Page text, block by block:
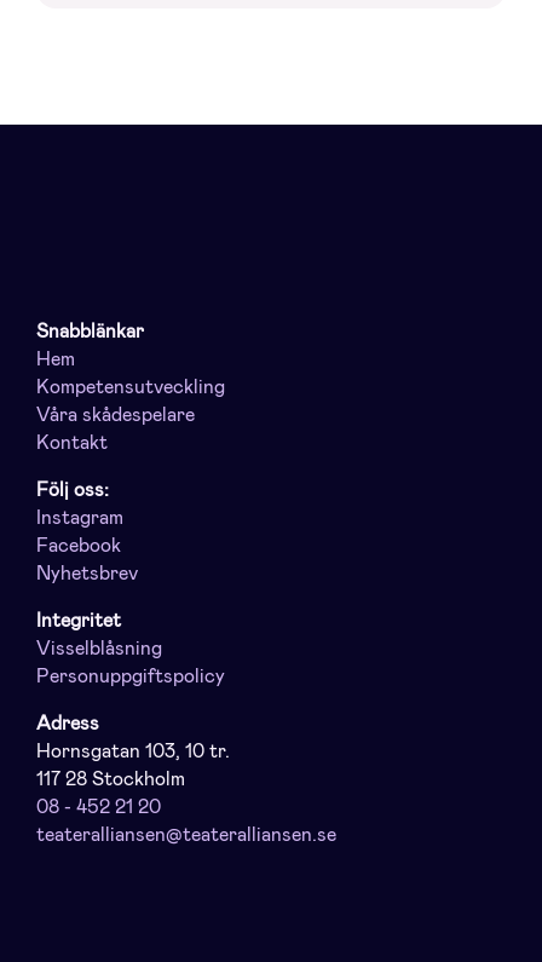
Snabblänkar
Hem
Kompetensutveckling
Våra skådespelare
Kontakt
Följ oss:
Instagram
Facebook
Nyhetsbrev
Integritet
Visselblåsning
Personuppgiftspolicy
Adress
Hornsgatan 103, 10 tr.
117 28 Stockholm
08 - 452 21 20
teateralliansen@teateralliansen.se